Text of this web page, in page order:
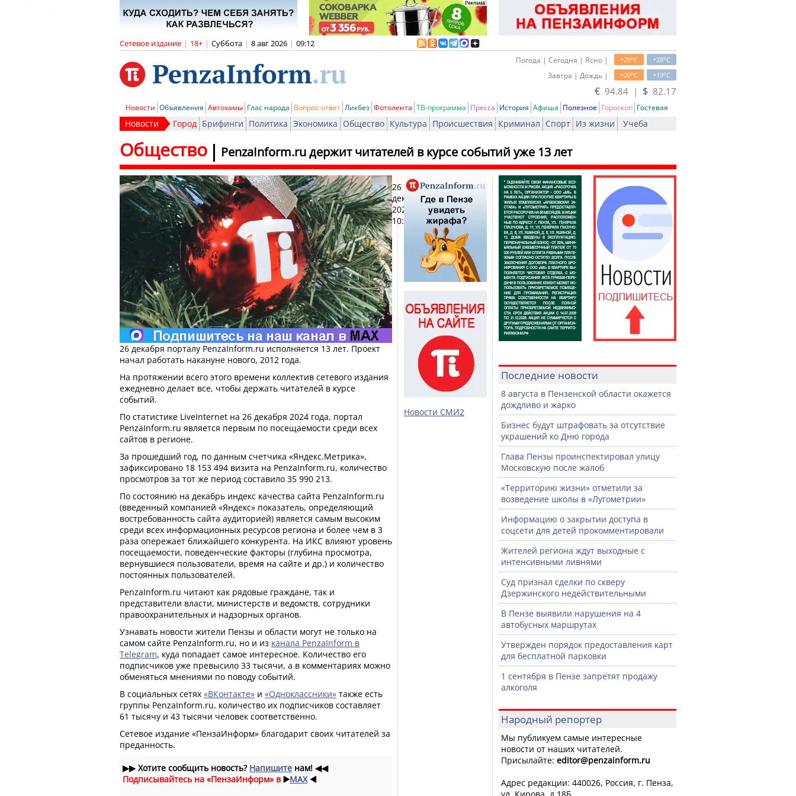
Сетевое издание | 18+ | Суббота | 8 авг 2026 | 09:12
+28oC
+29oC
Погода | Сегодня | Ясно |
+19oC
+20oC
Завтра | Дождь |
€ 94.84 | $ 82.17
Новости Объявления Автохамы Глас народа Вопрос-ответ Ликбез Фотолента ТВ-программа Пресса История Афиша Полезное Гороскоп Гостевая
Новости Город Брифинги Политика Экономика Общество Культура Происшествия Криминал Спорт Из жизни Учеба
PenzaInform.ru держит читателей в курсе событий уже 13 лет
Общество
26
декабря
2024,
10:30
Печать
26 декабря порталу PenzaInform.ru исполняется 13 лет. Проект
начал работать накануне нового, 2012 года.
На протяжении всего этого времени коллектив сетевого издания
ежедневно делает все, чтобы держать читателей в курсе
событий.
По статистике LiveInternet на 26 декабря 2024 года, портал
PenzaInform.ru является первым по посещаемости среди всех
сайтов в регионе.
За прошедший год, по данным счетчика «Яндекс.Метрика»,
зафиксировано 18 153 494 визита на PenzaInform.ru, количество
просмотров за тот же период составило 35 990 213.
По состоянию на декабрь индекс качества сайта PenzaInform.ru
(введенный компанией «Яндекс» показатель, определяющий
востребованность сайта аудиторией) является самым высоким
среди всех информационных ресурсов региона и более чем в 3
раза опережает ближайшего конкурента. На ИКС влияют уровень
посещаемости, поведенческие факторы (глубина просмотра,
вернувшиеся пользователи, время на сайте и др.) и количество
постоянных пользователей.
PenzaInform.ru читают как рядовые граждане, так и
представители власти, министерств и ведомств, сотрудники
правоохранительных и надзорных органов.
Узнавать новости жители Пензы и области могут не только на
самом сайте PenzaInform.ru, но и из канала PenzaInform в
Telegram, куда попадает самое интересное. Количество его
подписчиков уже превысило 33 тысячи, а в комментариях можно
обменяться мнениями по поводу событий.
В социальных сетях «ВКонтакте» и «Одноклассники» также есть
группы PenzaInform.ru, количество их подписчиков составляет
61 тысячу и 43 тысячи человек соответственно.
Сетевое издание «ПензаИнформ» благодарит своих читателей за
преданность.
▶▶Хотите сообщить новость? Напишите нам! ◀◀
Подписывайтесь на «ПензаИнформ» в ▶️MAX ◀️
Новости СМИ2
Последние новости
8 августа в Пензенской области окажется
дождливо и жарко
Бизнес будут штрафовать за отсутствие
украшений ко Дню города
Глава Пензы проинспектировал улицу
Московскую после жалоб
«Территорию жизни» отметили за
возведение школы в «Лугометрии»
Информацию о закрытии доступа в
соцсети для детей прокомментировали
Жителей региона ждут выходные с
интенсивными ливнями
Суд признал сделки по скверу
Дзержинского недействительными
В Пензе выявили нарушения на 4
автобусных маршрутах
Утвержден порядок предоставления карт
для бесплатной парковки
1 сентября в Пензе запретят продажу
алкоголя
Народный репортер
Мы публикуем самые интересные
новости от наших читателей.
Присылайте: editor@penzainform.ru
Адрес редакции: 440026, Россия, г. Пенза,